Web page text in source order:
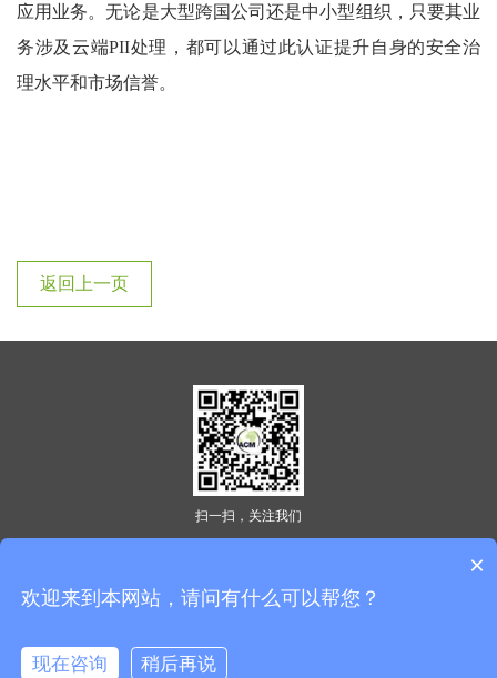
应用业务。无论是大型跨国公司还是中小型组织，只要其业
务涉及云端PII处理，都可以通过此认证提升自身的安全治
理水平和市场信誉。
返回上一页
扫一扫，关注我们
传真：+86 21 64881096
×
欢迎来到本网站，请问有什么可以帮您？
现在咨询 稍后再说